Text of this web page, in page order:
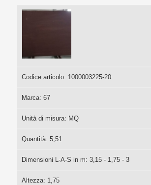
Codice articolo: 1000003225-20
Marca: 67
Unità di misura: MQ
Quantità: 5,51
Dimensioni L-A-S in m: 3,15 - 1,75 - 3
Altezza: 1,75